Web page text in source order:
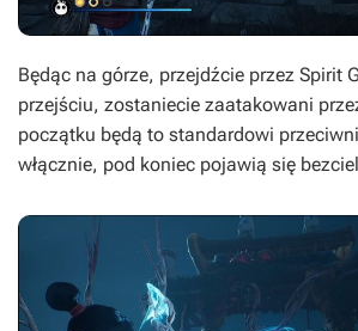
Będąc na górze, przejdźcie przez Spirit
przejściu, zostaniecie zaatakowani
początku będą to standardowi
włącznie, pod koniec pojawią się